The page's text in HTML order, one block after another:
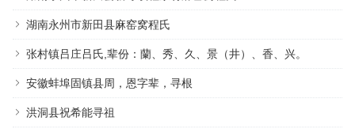
湖南永州市新田县麻窑窝程氏
张村镇吕庄吕氏,辈份：蘭、秀、久、景（井）、香、兴。
安徽蚌埠固镇县周，恩字辈，寻根
洪洞县祝希能寻祖